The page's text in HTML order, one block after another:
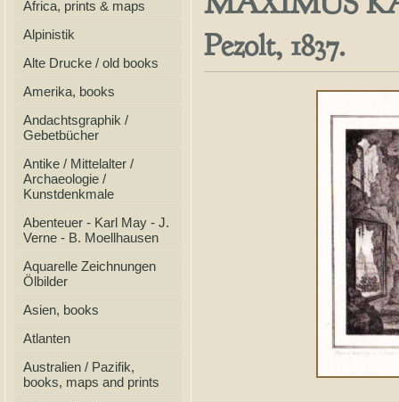
Africa, prints & maps
Alpinistik
Alte Drucke / old books
Amerika, books
Andachtsgraphik /
Gebetbücher
Antike / Mittelalter /
Archaeologie /
Kunstdenkmale
Abenteuer - Karl May - J.
Verne - B. Moellhausen
Aquarelle Zeichnungen
Ölbilder
Asien, books
Atlanten
Australien / Pazifik,
books, maps and prints
Pezolt, 1837.